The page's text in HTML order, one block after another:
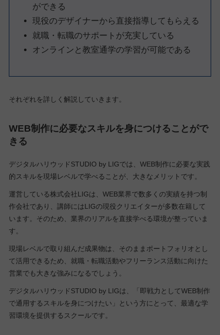
ができる
現役のデザイナーから直接指導してもらえる
就職・転職のサポートが充実している
オンラインと教室通学の学習が可能である
それぞれを詳しく解説していきます。
WEB制作に必要なスキルを身につけることがで
きる
デジタルハリウッドSTUDIO by LIGでは、WEB制作に必要な実践
的スキルを現場レベルで学べることが、大きなメリットです。
運営している株式会社LIGは、WEB業界で数多くの実績を持つ制
作会社であり、講師にはLIGの現役クリエイターが多数在籍して
います。そのため、業界のリアルを直接学べる環境が整っていま
す。
現場レベルで取り組んだ成果物は、そのままポートフォリオとし
て活用できるため、就職・転職活動やフリーランス活動に向けた
営業でも大きな強みになるでしょう。
デジタルハリウッドSTUDIO by LIGは、「即戦力としてWEB制作
で通用するスキルを身につけたい」という方にとって、最適な学
習環境を提供するスクールです。